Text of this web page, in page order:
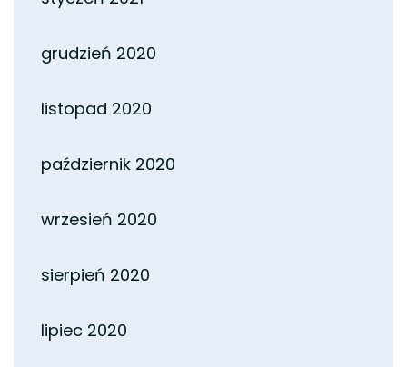
grudzień 2020
listopad 2020
październik 2020
wrzesień 2020
sierpień 2020
lipiec 2020